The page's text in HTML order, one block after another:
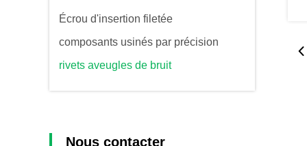
Écrou d'insertion filetée
composants usinés par précision
rivets aveugles de bruit
Nous contacter